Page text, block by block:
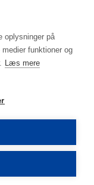
oplysninger på
funktioner og
Læs mere